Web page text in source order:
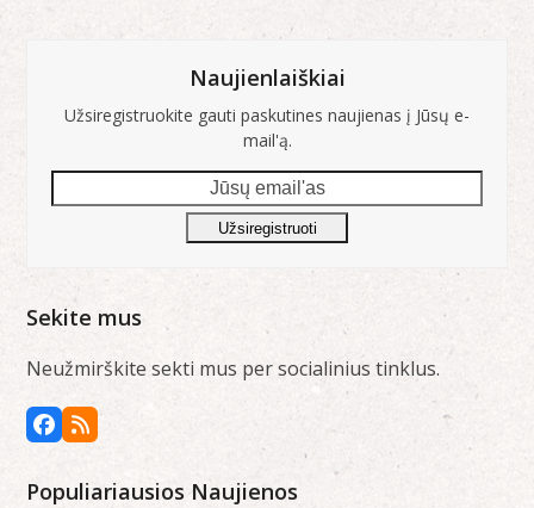
Naujienlaiškiai
Užsiregistruokite gauti paskutines naujienas į Jūsų e-
mail'ą.
email'as
Užsiregistruoti
Sekite mus
Neužmirškite sekti mus per socialinius tinklus.
Facebook
RSS
Populiariausios Naujienos